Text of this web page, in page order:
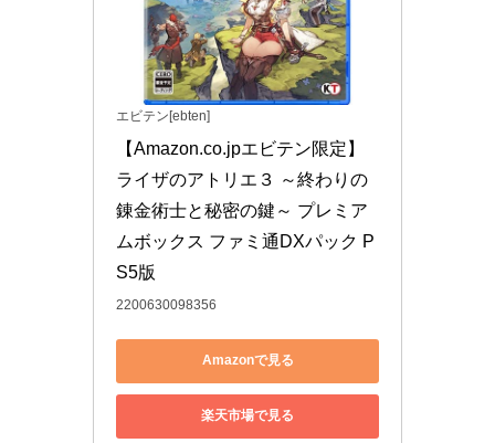
エビテン[ebten]
【Amazon.co.jpエビテン限定】
ライザのアトリエ３ ～終わりの
錬金術士と秘密の鍵～ プレミア
ムボックス ファミ通DXパック P
S5版
2200630098356
Amazonで見る
楽天市場で見る